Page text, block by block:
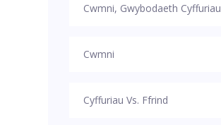
Cwmni, Gwybodaeth Cyffuriau
Cwmni
Cyffuriau Vs. Ffrind